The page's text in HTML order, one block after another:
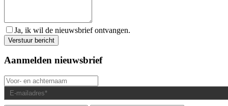
Ja, ik wil de nieuwsbrief ontvangen.
Aanmelden nieuwsbrief